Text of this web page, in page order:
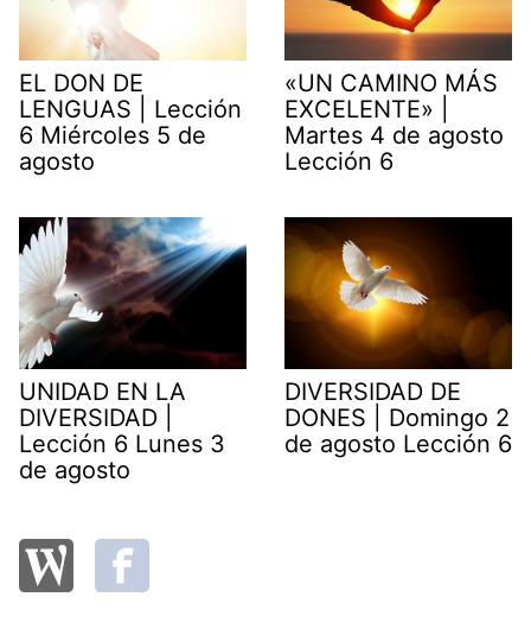
EL DON DE
LENGUAS | Lección
6 Miércoles 5 de
agosto
«UN CAMINO MÁS
EXCELENTE» |
Martes 4 de agosto
Lección 6
UNIDAD EN LA
DIVERSIDAD |
Lección 6 Lunes 3
de agosto
DIVERSIDAD DE
DONES | Domingo 2
de agosto Lección 6